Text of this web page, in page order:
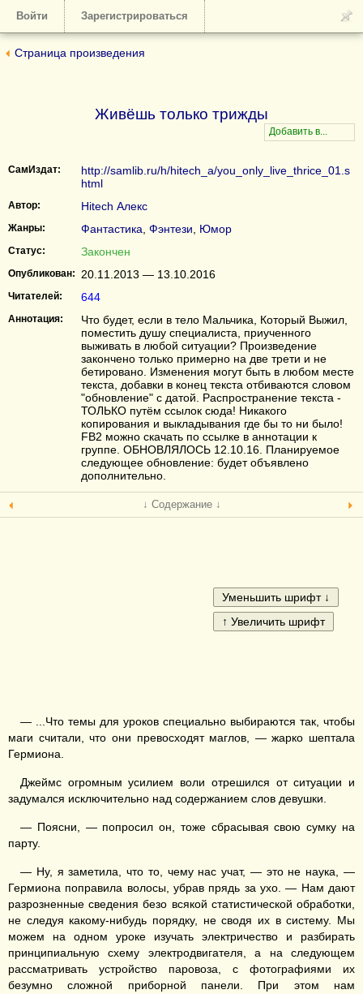
Войти Зарегистрироваться
Страница произведения
Живёшь только трижды
СамИздат:
http://samlib.ru/h/hitech_a/you_only_live_thrice_01.s
html
Автор: Hitech Алекс
Жанры: Фантастика Фэнтези Юмор
Статус: Закончен
Опубликован: 20.11.2013 — 13.10.2016
Читателей: 644
Аннотация:
Что будет, если в тело Мальчика, Который Выжил,
поместить душу специалиста, приученного
выживать в любой ситуации? Произведение
закончено только примерно на две трети и не
бетировано. Изменения могут быть в любом месте
текста, добавки в конец текста отбиваются словом
"обновление" с датой. Распространение текста -
ТОЛЬКО путём ссылок сюда! Никакого
копирования и выкладывания где бы то ни было!
FB2 можно скачать по ссылке в аннотации к
группе. ОБНОВЛЯЛОСЬ 12.10.16. Планируемое
следующее обновление: будет объявлено
дополнительно.
↓ Содержание ↓
— ...Что темы для уроков специально выбираются так, чтобы
маги считали, что они превосходят маглов, — жарко шептала
Гермиона.
Джеймс огромным усилием воли отрешился от ситуации и
задумался исключительно над содержанием слов девушки.
— Поясни, — попросил он, тоже сбрасывая свою сумку на
парту.
— Ну, я заметила, что то, чему нас учат, — это не наука, —
Гермиона поправила волосы, убрав прядь за ухо. — Нам дают
разрозненные сведения безо всякой статистической обработки,
не следуя какому-нибудь порядку, не сводя их в систему. Мы
можем на одном уроке изучать электричество и разбирать
принципиальную схему электродвигателя, а на следующем
рассматривать устройство паровоза, с фотографиями их
безумно сложной приборной панели. При этом нам